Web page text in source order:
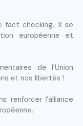
fact checking, X se
européenne et
de l’Union
et nos libertés !
renforcer l’alliance